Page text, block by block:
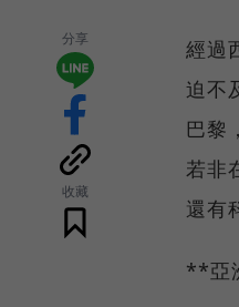
分享
收藏
經過
迫不
巴黎
若非
還有
**亞